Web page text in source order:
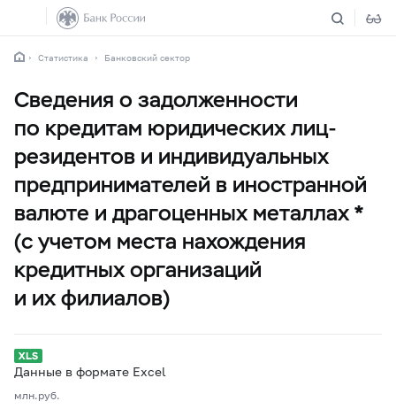
Статистика Банковский сектор
Сведения о задолженности
по кредитам юридических лиц-
резидентов и индивидуальных
предпринимателей в иностранной
валюте и драгоценных металлах *
(с учетом места нахождения
кредитных организаций
и их филиалов)
Данные в формате Excel
млн.руб.